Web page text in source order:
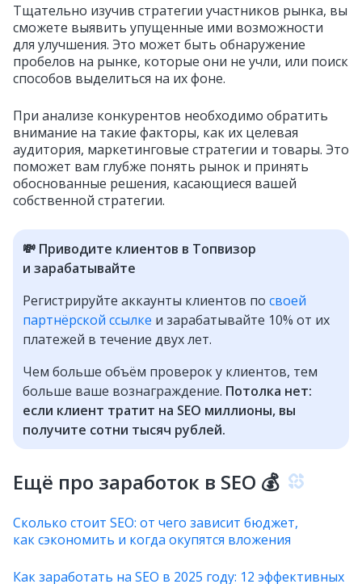
Тщательно изучив стратегии участников рынка, вы
сможете выявить упущенные ими возможности
для улучшения. Это может быть обнаружение
пробелов на рынке, которые они не учли, или поиск
способов выделиться на их фоне.
При анализе конкурентов необходимо обратить
внимание на такие факторы, как их целевая
аудитория, маркетинговые стратегии и товары. Это
поможет вам глубже понять рынок и принять
обоснованные решения, касающиеся вашей
собственной стратегии.
💸 Приводите клиентов в Топвизор
и зарабатывайте
Регистрируйте аккаунты клиентов по своей
партнёрской ссылке и зарабатывайте 10% от их
платежей в течение двух лет.
Чем больше объём проверок у клиентов, тем
больше ваше вознаграждение. Потолка нет:
если клиент тратит на SEO миллионы, вы
получите сотни тысяч рублей.
Ещё про заработок в SEO 💰
Сколько стоит SEO: от чего зависит бюджет,
как сэкономить и когда окупятся вложения
Как заработать на SEO в 2025 году: 12 эффективных